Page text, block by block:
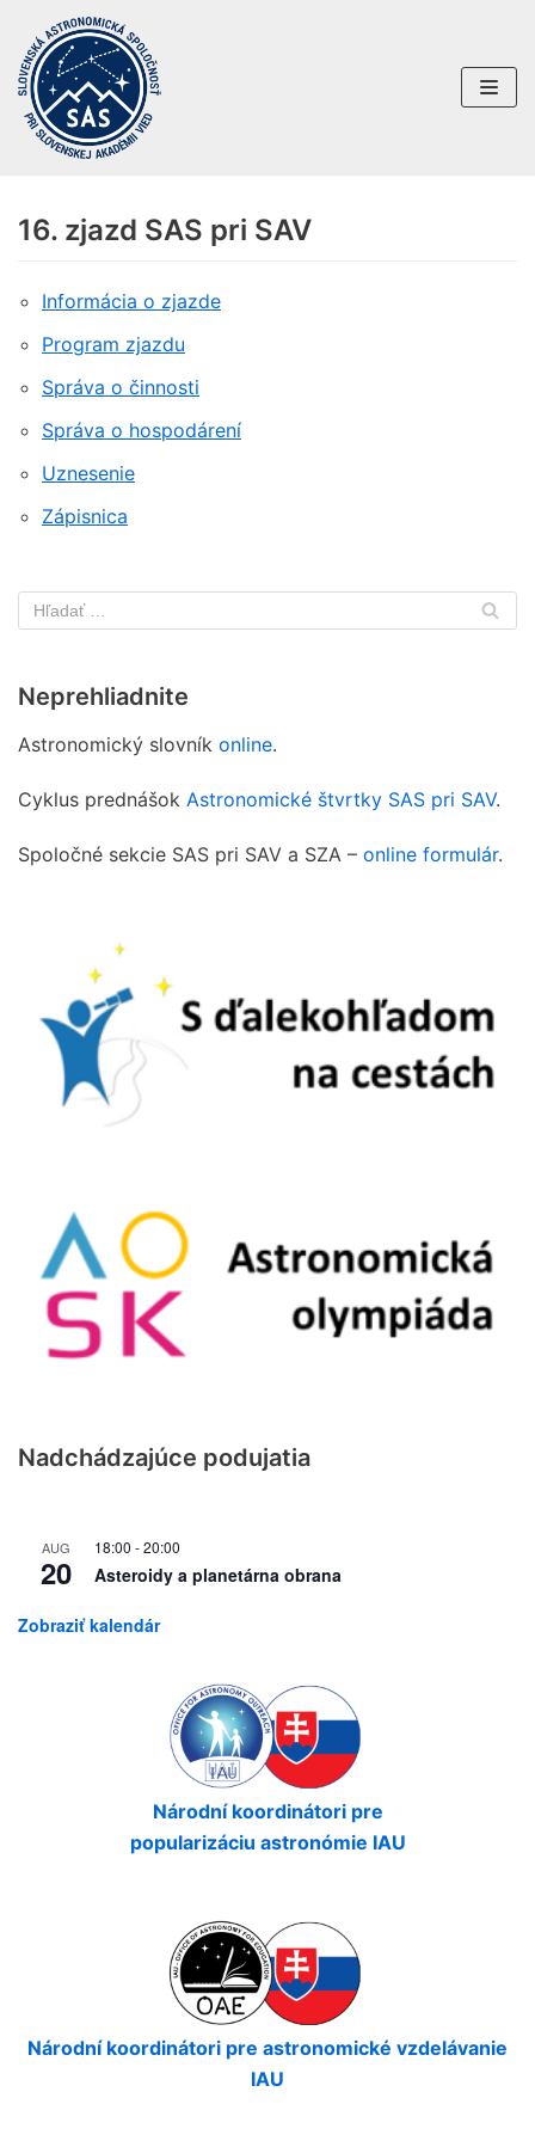
Preskočiť
na
obsah
16. zjazd SAS pri SAV
Informácia o zjazde
Program zjazdu
Správa o činnosti
Správa o hospodárení
Uznesenie
Zápisnica
Neprehliadnite
Astronomický slovník online.
Cyklus prednášok Astronomické štvrtky SAS pri SAV.
Spoločné sekcie SAS pri SAV a SZA – online formulár.
Nadchádzajúce podujatia
AUG
20
18:00 -20:00
Asteroidy a planetárna obrana
Zobraziť kalendár
Národní koordinátori pre
popularizáciu astronómie IAU
Národní koordinátori pre astronomické vzdelávanie
IAU